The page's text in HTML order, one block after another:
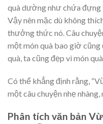
quà dường như chứa
Vậy nên mặc dù không
thưởng thức nó. Câu
một món quà bao giờ cũng
quà, ta cũng đẹp vì món quà
Có thể khẳng định rằng,
một câu chuyện nhẹ nhàng,
Phân tích văn bản